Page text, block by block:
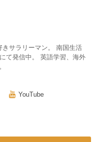
サラリーマン。 南国生活
て発信中。 英語学習、海外
YouTube